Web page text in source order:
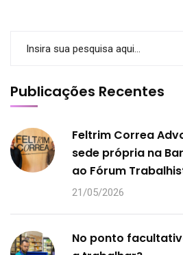
Publicações Recentes
Feltrim Correa
sede própria na
ao Fórum
21/05/2026
No ponto